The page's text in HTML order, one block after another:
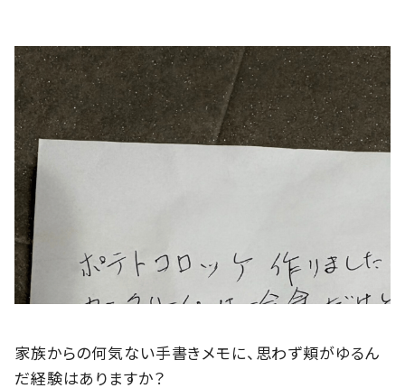
家族からの何気ない手書きメモに、思わず頬がゆるん
だ経験はありますか？